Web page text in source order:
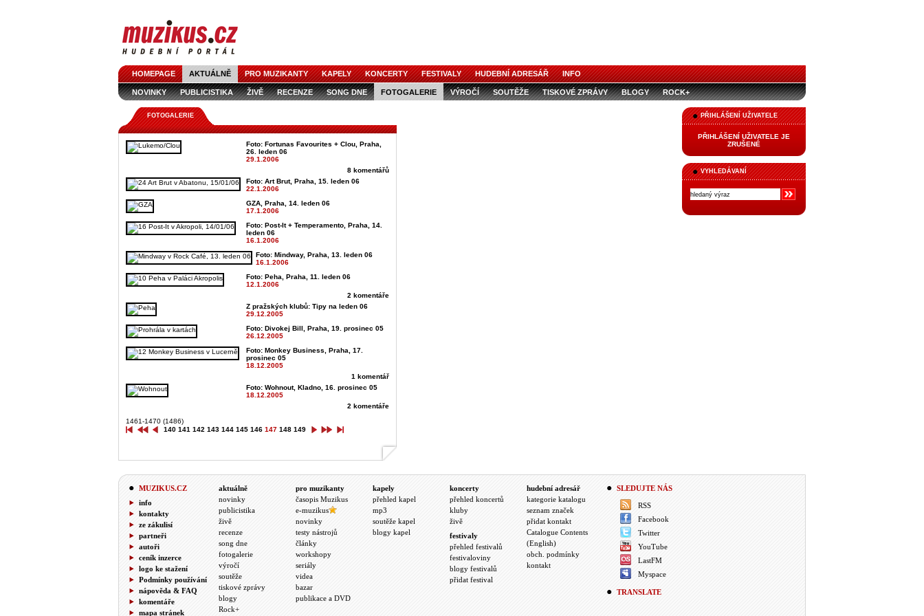
HOMEPAGE AKTUÁLNĚ PRO MUZIKANTY KAPELY KONCERTY FESTIVALY HUDEBNÍ ADRESÁŘ INFO
NOVINKY PUBLICISTIKA ŽIVĚ RECENZE SONG DNE FOTOGALERIE VÝROČÍ SOUTĚŽE TISKOVÉ ZPRÁVY BLOGY ROCK+
PŘIHLÁŠENÍ UŽIVATELE
PŘIHLÁŠENÍ UŽIVATELE JE
ZRUŠENÉ
VYHLEDÁVANÍ
FOTOGALERIE
Foto: Fortunas Favourites + Clou, Praha,
26. leden 06
29.1.2006
8 komentářů
Foto: Art Brut, Praha, 15. leden 06
22.1.2006
GZA, Praha, 14. leden 06
17.1.2006
Foto: Post-It + Temperamento, Praha, 14.
leden 06
16.1.2006
Foto: Mindway, Praha, 13. leden 06
16.1.2006
Foto: Peha, Praha, 11. leden 06
12.1.2006
2 komentáře
Z pražských klubů: Tipy na leden 06
29.12.2005
Foto: Divokej Bill, Praha, 19. prosinec 05
26.12.2005
Foto: Monkey Business, Praha, 17.
prosinec 05
18.12.2005
1 komentář
Foto: Wohnout, Kladno, 16. prosinec 05
18.12.2005
2 komentáře
1461-1470 (1486)
140 141 142 143 144 145 146 147 148 149
MUZIKUS.CZ
info
kontakty
ze zákulisí
partneři
autoři
ceník inzerce
logo ke stažení
Podmínky používání
nápověda & FAQ
komentáře
mapa stránek
aktuálně
novinky
publicistika
živě
recenze
song dne
fotogalerie
výročí
soutěže
tiskové zprávy
blogy
Rock+
pro muzikanty
časopis Muzikus
e-muzikus
novinky
testy nástrojů
články
workshopy
seriály
videa
bazar
publikace a DVD
kapely
přehled kapel
mp3
soutěže kapel
blogy kapel
koncerty
přehled koncertů
kluby
živě
festivaly
přehled festivalů
festivaloviny
blogy festivalů
přidat festival
hudební adresář
kategorie katalogu
seznam značek
přidat kontakt
Catalogue Contents
(English)
obch. podmínky
kontakt
SLEDUJTE NÁS
RSS
Facebook
Twitter
YouTube
LastFM
Myspace
TRANSLATE